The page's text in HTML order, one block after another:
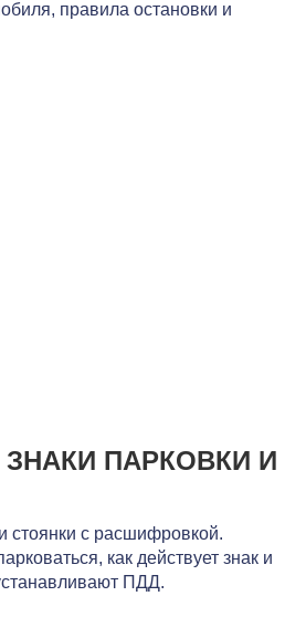
правила остановки и
ПАРКОВКИ И
стоянки с расшифровкой.
как действует знак и
ПДД.